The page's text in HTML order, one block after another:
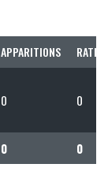
APPARITIONS RATIO
0 0
0 0